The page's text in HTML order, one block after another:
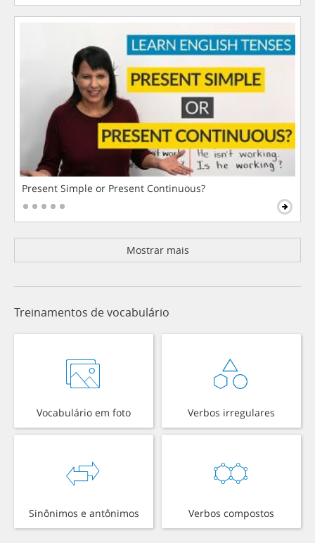
Present Simple or Present Continuous?
Mostrar mais
Treinamentos de vocabulário
Vocabulário em foto Verbos irregulares
Sinônimos e antônimos Verbos compostos